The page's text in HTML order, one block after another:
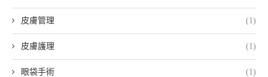
皮膚管理 (1)
皮膚護理 (1)
眼袋手術 (1)